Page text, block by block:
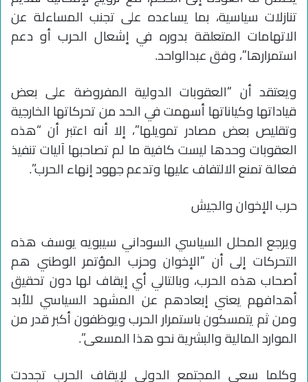
تنازلات سياسية، بما يساعده على تجنب المساءلة عن
الاتهامات المتعلقة بدوره في إشعال الحرب أو دعم
استمرارها”، وفق عبدالواحد.
ويعتقد أن “العقوبات الدولية المفروضة على بعض
قياداتها وكياناتها أسهمت في الحد من تحركاتها الخارجية
وتقليص بعض مصادر تمويلها”، إلا أنه اعتبر أن “هذه
العقوبات وحدها ليست كافية ما لم تصاحبها آليات تنفيذ
فعالة تمنع الالتفاف عليها وتدعم جهود إنهاء الحرب”.
حرب الإخوان والجيش
ويرجع المحلل السياسي السوداني سيبويه يوسف هذه
التحركات إلى أن “الإخوان وحزب المؤتمر الوطني هم
أصحاب هذه الحرب، وبالتالي أي إيقاف لها دون تحقيق
أهدافهم يعني إبعادهم عن المشهد السياسي للأبد
ومن ثم يتمسكون باستمرار الحرب ويوظفون أكبر قدر من
الموارد المالية والبشرية نحو هذا المسعى”.
وكلما سعى المجتمع الدولي لإيقاف الحرب تجددت